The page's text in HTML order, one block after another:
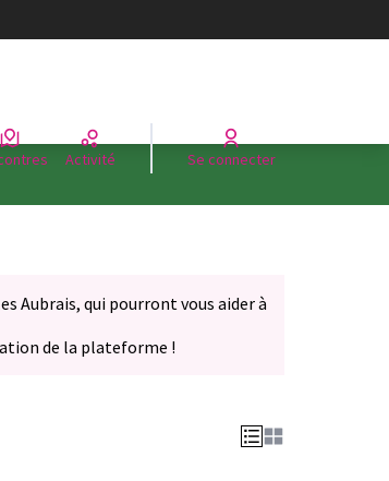
Activité Se connecter
Aubrais, qui pourront vous aider à
de la plateforme !